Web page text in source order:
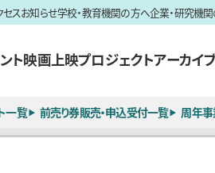
セスお知らせ学校・教育機関の方へ企業・研究機
ト映画上映プロジェクトアーカイ
一覧 前売り券販売・申込受付一覧 周年事